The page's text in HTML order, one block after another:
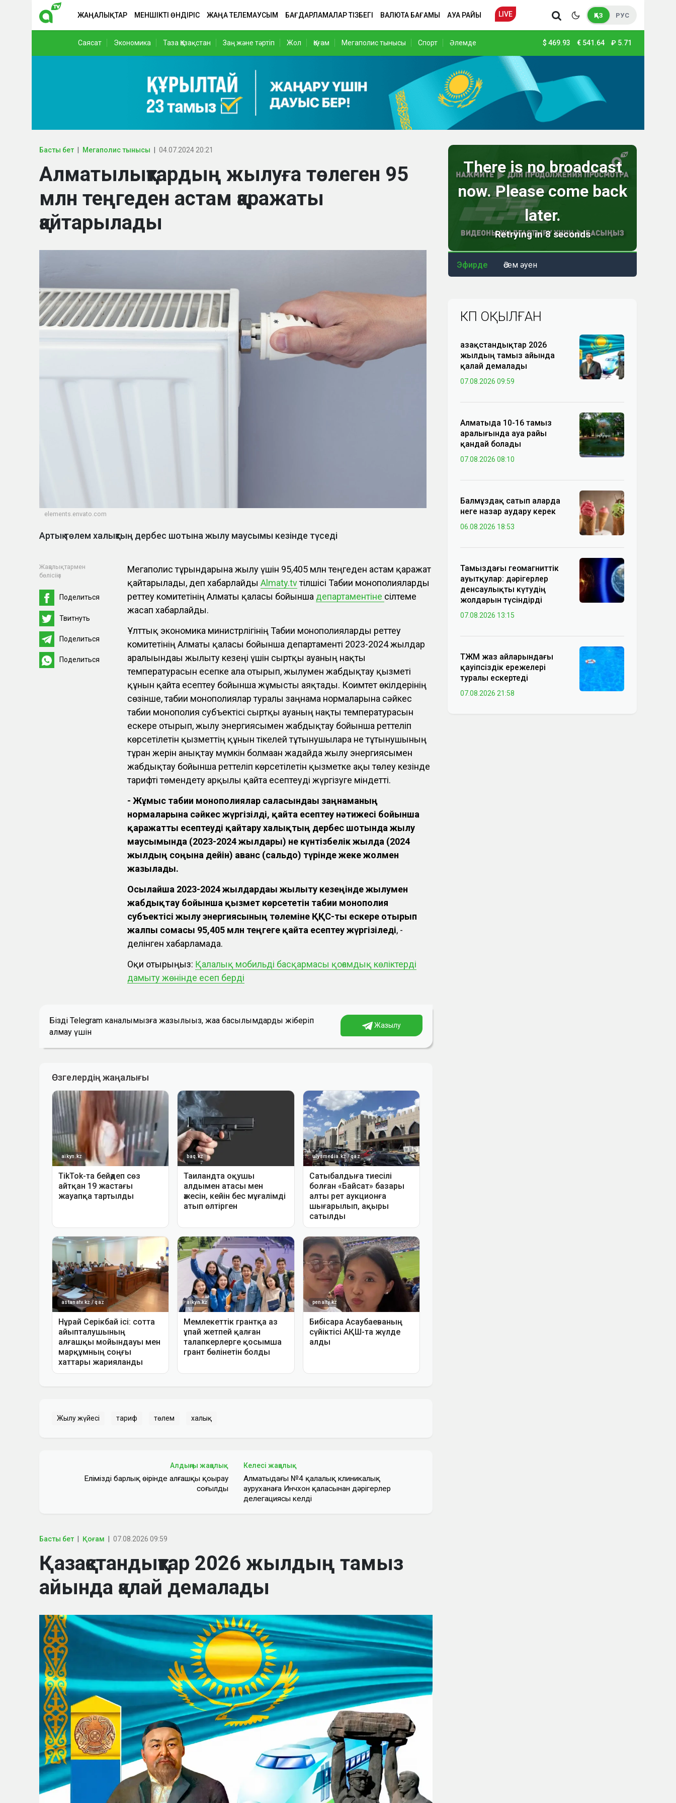
ЖАҢАЛЫҚТАР МЕНШІКТІ ӨНДІРІС ЖАҢА ТЕЛЕМАУСЫМ БАҒДАРЛАМАЛАР ТІЗБЕГІ ВАЛЮТА БАҒАМЫ АУА РАЙЫ LIVE ҚАЗ РУС
Саясат Экономика Таза Қазақстан Заң және тәртіп Жол Қоғам Мегаполис тынысы Спорт Әлемде $ 469.93 € 541.64 ₽ 5.71
Басты бет Мегаполис тынысы 04.07.2024 20:21
Алматылықтардың жылуға төлеген 95
млн теңгеден астам қаражаты
қайтарылады
elements.envato.com
Артық төлем халықтың дербес шотына жылу маусымы кезінде түседі
Жаңалықтармен
бөлісіңіз
Поделиться
Твитнуть
Поделиться
Поделиться
Мегаполис тұрғындарына жылу үшін 95,405 млн теңгеден астам қаражат
қайтарылады, деп хабарлайдыАlmaty.tvтілшісі Табиғи монополияларды
реттеу комитетінің Алматы қаласы бойынша департаментіне сілтеме
жасап хабарлайды.
Ұлттық экономика министрлігінің Табиғи монополияларды реттеу
комитетінің Алматы қаласы бойынша департаменті 2023-2024 жылдар
аралығындағы жылыту кезеңі үшін сыртқы ауаның нақты
температурасын есепке ала отырып, жылумен жабдықтау қызметі
құнын қайта есептеу бойынша жұмысты аяқтады. Коимтет өкілдерінің
сөзінше, табиғи монополиялар туралы заңнама нормаларына сәйкес
табиғи монополия субъектісі сыртқы ауаның нақты температурасын
ескере отырып, жылу энергиясымен жабдықтау бойынша реттеліп
көрсетілетін қызметтің құнын тікелей тұтынушыларға не тұтынушының
тұрған жерін анықтау мүмкін болмаған жағдайда жылу энергиясымен
жабдықтау бойынша реттеліп көрсетілетін қызметке ақы төлеу кезінде
тарифті төмендету арқылы қайта есептеуді жүргізуге мiндеттi.
- Жұмыс табиғи монополиялар саласындағы заңнаманың
нормаларына сәйкес жүргізілді, қайта есептеу нәтижесі бойынша
қаражатты есептеуді қайтару халықтың дербес шотында жылу
маусымында (2023-2024 жылдары) не күнтізбелік жылда (2024
жылдың соңына дейін) аванс (сальдо) түрінде жеке жолмен
жазылады.
Осылайша 2023-2024 жылдардағы жылыту кезеңінде жылумен
жабдықтау бойынша қызмет көрсететін табиғи монополия
субъектісі жылу энергиясының төлеміне ҚҚС-ты ескере отырып
жалпы сомасы 95,405 млн теңгеге қайта есептеу жүргізіледі, -
делінген хабарламада.
Оқи отырыңыз: Қалалық мобильді басқармасы қоғамдық көліктерді
дамыту жөнінде есеп берді
Біздің Telegram каналымызға жазылыңыз, жаңа басылымдарды жіберіп
алмау үшін
Жазылу
Жылу жүйесі тариф төлем халық
Алдыңғы жаңалық
Еліміздің барлық өңірінде алғашқы қоңырау
соғылды
Келесі жаңалық
Алматыдағы №4 қалалық клиникалық
ауруханаға Инчхон қаласынан дәрігерлер
делегациясы келді
Басты бет Қоғам 07.08.2026 09:59
Қазақстандықтар 2026 жылдың тамыз
айында қалай демалады
Эфирде Әсем әуен
КӨП ОҚЫЛҒАН
Қазақстандықтар 2026
жылдың тамыз айында
қалай демалады
07.08.2026 09:59
Алматыда 10-16 тамыз
аралығында ауа райы
қандай болады
07.08.2026 08:10
Балмұздақ сатып аларда
неге назар аудару керек
06.08.2026 18:53
Тамыздағы геомагниттік
ауытқулар: дәрігерлер
денсаулықты күтудің
жолдарын түсіндірді
07.08.2026 13:15
ТЖМ жаз айларындағы
қауіпсіздік ережелері
туралы ескертеді
07.08.2026 21:58